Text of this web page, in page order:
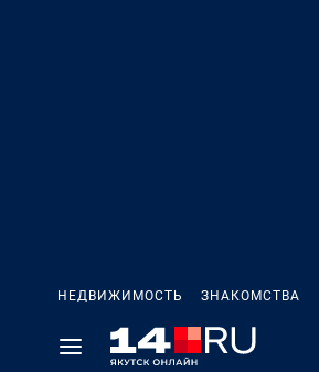
НЕДВИЖИМОСТЬ ЗНАКОМСТВА